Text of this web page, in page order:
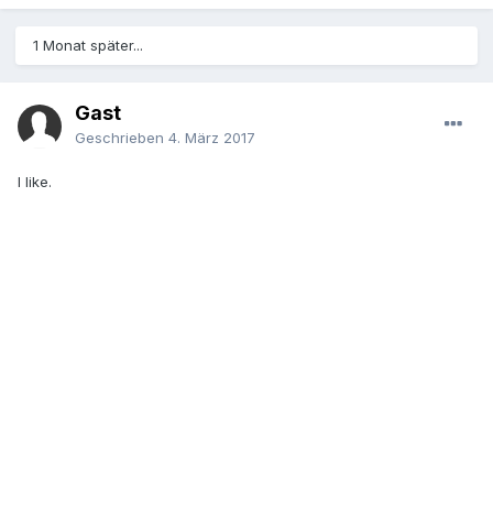
1 Monat später...
Gast
Geschrieben 4. März 2017
I like.